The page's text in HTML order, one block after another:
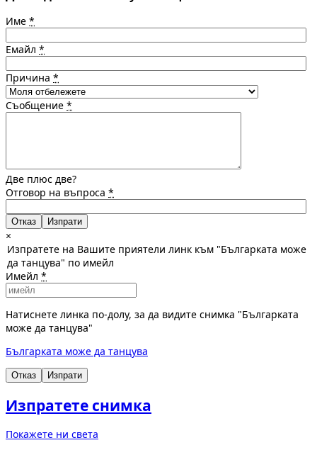
Име *
Емайл *
Причина *
Съобщение *
Две плюс две?
Отговор на въпроса *
Отказ
×
Изпратете на Вашите приятели линк към "Българката може
да танцува" по имейл
Имейл *
Натиснете линка по-долу, за да видите снимка "Българката
може да танцува"
Българката може да танцува
Отказ Изпрати
Изпратете снимка
Покажете ни света